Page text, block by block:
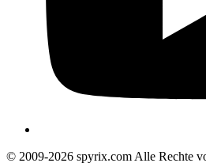
© 2009-2026 spyrix.com Alle Rechte